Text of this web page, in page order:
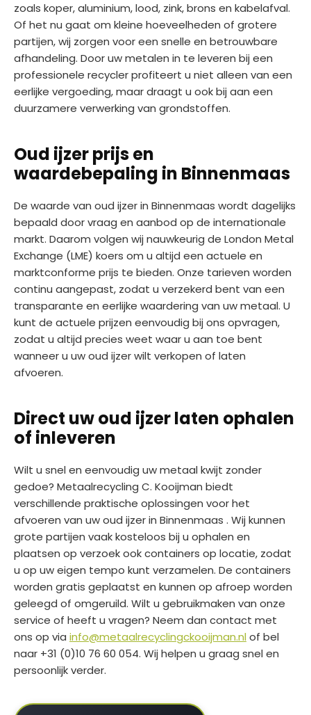
zoals koper, aluminium, lood, zink, brons en kabelafval.
Of het nu gaat om kleine hoeveelheden of grotere
partijen, wij zorgen voor een snelle en betrouwbare
afhandeling. Door uw metalen in te leveren bij een
professionele recycler profiteert u niet alleen van een
eerlijke vergoeding, maar draagt u ook bij aan een
duurzamere verwerking van grondstoffen.
Oud ijzer prijs en
waardebepaling in Binnenmaas
De waarde van oud ijzer in Binnenmaas wordt dagelijks
bepaald door vraag en aanbod op de internationale
markt. Daarom volgen wij nauwkeurig de London Metal
Exchange (LME) koers om u altijd een actuele en
marktconforme prijs te bieden. Onze tarieven worden
continu aangepast, zodat u verzekerd bent van een
transparante en eerlijke waardering van uw metaal. U
kunt de actuele prijzen eenvoudig bij ons opvragen,
zodat u altijd precies weet waar u aan toe bent
wanneer u uw oud ijzer wilt verkopen of laten
afvoeren.
Direct uw oud ijzer laten ophalen
of inleveren
Wilt u snel en eenvoudig uw metaal kwijt zonder
gedoe? Metaalrecycling C. Kooijman biedt
verschillende praktische oplossingen voor het
afvoeren van uw oud ijzer in Binnenmaas . Wij kunnen
grote partijen vaak kosteloos bij u ophalen en
plaatsen op verzoek ook containers op locatie, zodat
u op uw eigen tempo kunt verzamelen. De containers
worden gratis geplaatst en kunnen op afroep worden
geleegd of omgeruild. Wilt u gebruikmaken van onze
service of heeft u vragen? Neem dan contact met
ons op via info@metaalrecyclingckooijman.nl of bel
naar +31 (0)10 76 60 054. Wij helpen u graag snel en
persoonlijk verder.